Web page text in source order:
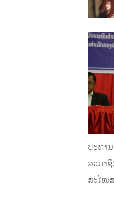
ປະທາ
ສະມາ
ສະໄໝ